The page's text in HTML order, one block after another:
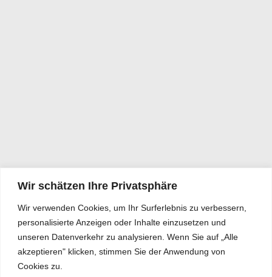
Wir schätzen Ihre Privatsphäre
Wir verwenden Cookies, um Ihr Surferlebnis zu verbessern,
personalisierte Anzeigen oder Inhalte einzusetzen und
unseren Datenverkehr zu analysieren. Wenn Sie auf „Alle
akzeptieren" klicken, stimmen Sie der Anwendung von
Cookies zu.